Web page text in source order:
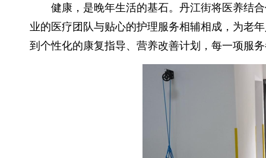
健康，是晚年生活的基石。丹江街将医养结
业的医疗团队与贴心的护理服务相辅相成，为老
到个性化的康复指导、营养改善计划，每一项服